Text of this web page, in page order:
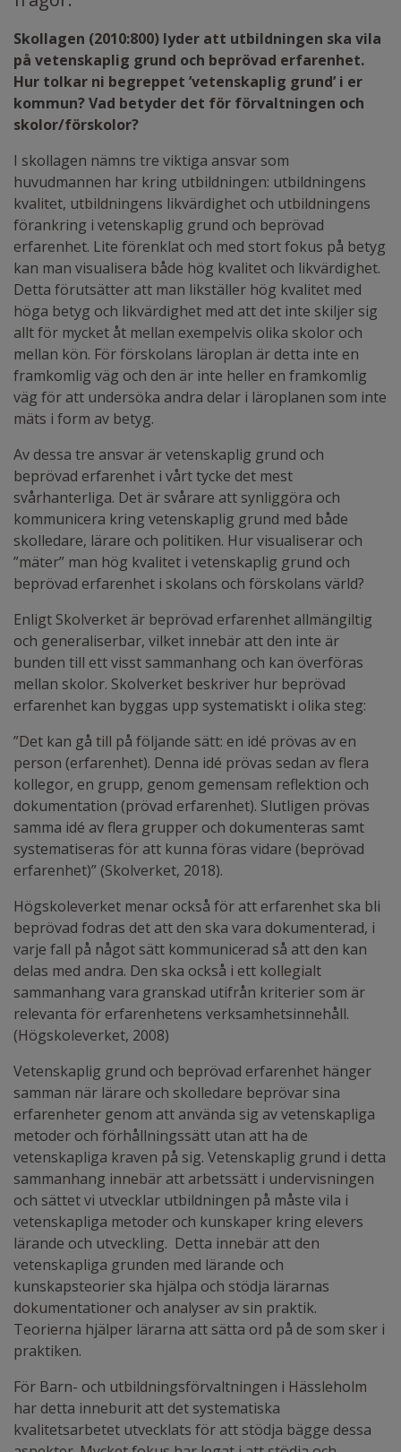
Skollagen (2010:800) lyder att utbildningen ska vila
på vetenskaplig grund och beprövad erfarenhet.
Hur tolkar ni begreppet ’vetenskaplig grund’ i er
kommun? Vad betyder det för förvaltningen och
skolor/förskolor?
I skollagen nämns tre viktiga ansvar som
huvudmannen har kring utbildningen: utbildningens
kvalitet, utbildningens likvärdighet och utbildningens
förankring i vetenskaplig grund och beprövad
erfarenhet. Lite förenklat och med stort fokus på betyg
kan man visualisera både hög kvalitet och likvärdighet.
Detta förutsätter att man likställer hög kvalitet med
höga betyg och likvärdighet med att det inte skiljer sig
allt för mycket åt mellan exempelvis olika skolor och
mellan kön. För förskolans läroplan är detta inte en
framkomlig väg och den är inte heller en framkomlig
väg för att undersöka andra delar i läroplanen som inte
mäts i form av betyg.
Av dessa tre ansvar är vetenskaplig grund och
beprövad erfarenhet i vårt tycke det mest
svårhanterliga. Det är svårare att synliggöra och
kommunicera kring vetenskaplig grund med både
skolledare, lärare och politiken. Hur visualiserar och
”mäter” man hög kvalitet i vetenskaplig grund och
beprövad erfarenhet i skolans och förskolans värld?
Enligt Skolverket är beprövad erfarenhet allmängiltig
och generaliserbar, vilket innebär att den inte är
bunden till ett visst sammanhang och kan överföras
mellan skolor. Skolverket beskriver hur beprövad
erfarenhet kan byggas upp systematiskt i olika steg:
”Det kan gå till på följande sätt: en idé prövas av en
person (erfarenhet). Denna idé prövas sedan av flera
kollegor, en grupp, genom gemensam reflektion och
dokumentation (prövad erfarenhet). Slutligen prövas
samma idé av flera grupper och dokumenteras samt
systematiseras för att kunna föras vidare (beprövad
erfarenhet)” (Skolverket, 2018). ​
Högskoleverket menar också för att erfarenhet ska bli
beprövad fodras det att den ska vara dokumenterad, i
varje fall på något sätt kommunicerad så att den kan
delas med andra. Den ska också i ett kollegialt
sammanhang vara granskad utifrån kriterier som är
relevanta för erfarenhetens verksamhetsinnehåll.
(Högskoleverket, 2008) ​
Vetenskaplig grund och beprövad erfarenhet hänger
samman när lärare och skolledare beprövar sina
erfarenheter genom att använda sig av vetenskapliga
metoder och förhållningssätt utan att ha de
vetenskapliga kraven på sig. Vetenskaplig grund i detta
sammanhang innebär att arbetssätt i undervisningen
och sättet vi utvecklar utbildningen på måste vila i
vetenskapliga metoder och kunskaper kring elevers
lärande och utveckling. Detta innebär att den
vetenskapliga grunden med lärande och
kunskapsteorier ska hjälpa och stödja lärarnas
dokumentationer och analyser av sin praktik.
Teorierna hjälper lärarna att sätta ord på de som sker i
praktiken.
För Barn- och utbildningsförvaltningen i Hässleholm
har detta inneburit att det systematiska
kvalitetsarbetet utvecklats för att stödja bägge dessa